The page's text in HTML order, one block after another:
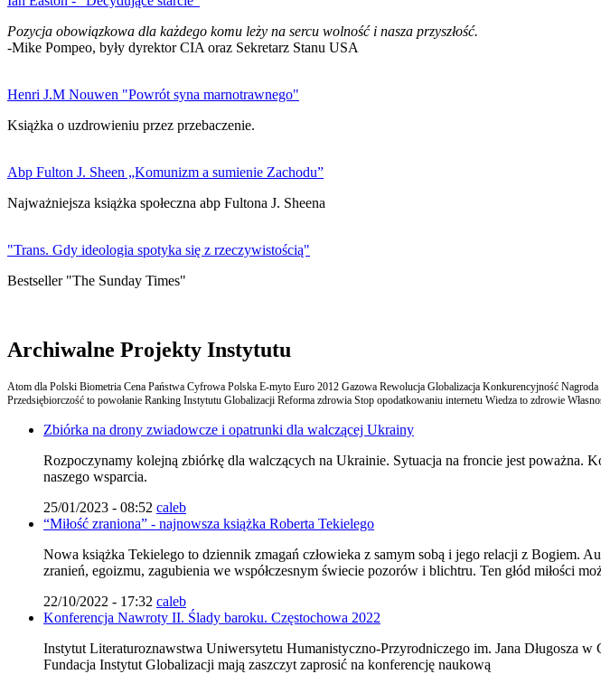
Pozycja obowiązkowa dla każdego komu leży na sercu wolność i nasza przyszłość.
-Mike Pompeo, były dyrektor CIA oraz Sekretarz Stanu USA
Henri J.M Nouwen "Powrót syna marnotrawnego"
Książka o uzdrowieniu przez przebaczenie.
Abp Fulton J. Sheen „Komunizm a sumienie Zachodu”
Najważniejsza książka społeczna abp Fultona J. Sheena
"Trans. Gdy ideologia spotyka się z rzeczywistością"
Bestseller "The Sunday Times"
Archiwalne Projekty Instytutu
Atom dla Polski Biometria Cena Państwa Cyfrowa Polska E-myto Euro 2012 Gazowa Rewolucja Globalizacja Konkurencyjność
Przedsiębiorczość to powołanie Ranking Instytutu Globalizacji Reforma zdrowia Stop opodatkowaniu internetu Wiedza to zdrowie
Zbiórka na drony zwiadowcze i opatrunki dla walczącej Ukrainy
Rozpoczynamy kolejną zbiórkę dla walczących na Ukrainie. Sytuacja na froncie jest poważna.
naszego wsparcia.
25/01/2023 - 08:52 caleb
“Miłość zraniona” - najnowsza książka Roberta Tekielego
Nowa książka Tekielego to dziennik zmagań człowieka z samym sobą i jego relacji z Bogiem.
zranień, egoizmu, zagubienia we współczesnym świecie pozorów i blichtru. Ten głód miłości
22/10/2022 - 17:32 caleb
Konferencja Nawroty II. Ślady baroku. Częstochowa 2022
Instytut Literaturoznawstwa Uniwersytetu Humanistyczno-Przyrodniczego im. Jana Długosza
Fundacja Instytut Globalizacji mają zaszczyt zaprosić na konferencję naukową